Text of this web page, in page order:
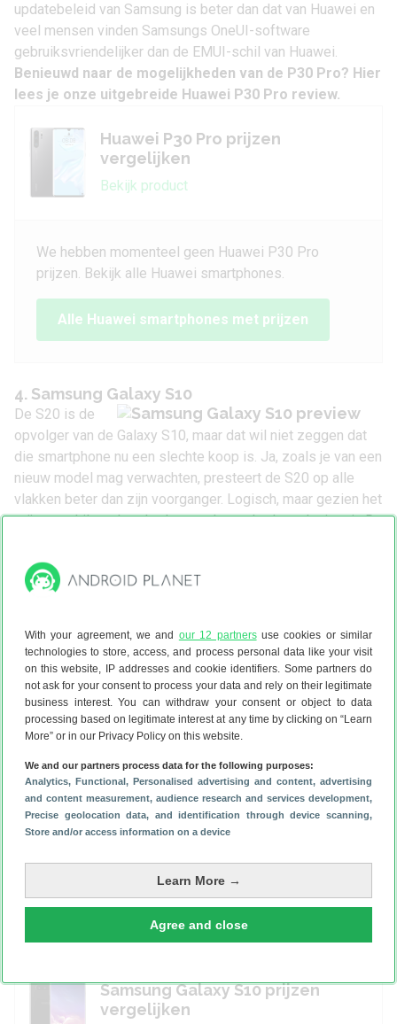
With your agreement, we and our 12 partnersuse cookies or similar
technologies to store, access, and process personal data like your visit
on this website, IP addresses and cookie identifiers. Some partners do
not ask for your consent to process your data and rely on their legitimate
business interest. You can withdraw your consent or object to data
processing based on legitimate interest at any time by clicking on “Learn
More” or in our Privacy Policy on this website.
We and our partners process data for the following purposes:
Analytics, Functional, Personalised advertising and content, advertising
and content measurement, audience research and services development,
Precise geolocation data, and identification through device scanning,
Store and/or access information on a device
Learn More →
Agree and close
updatebeleid van Samsung is beter dan dat van Huawei en
veel mensen vinden Samsungs OneUI-software
gebruiksvriendelijker dan de EMUI-schil van Huawei.
Benieuwd naar de mogelijkheden van de P30 Pro? Hier
lees je onze uitgebreide Huawei P30 Pro review.
Huawei P30 Pro prijzen
vergelijken
Bekijk product
We hebben momenteel geen Huawei P30 Pro
prijzen. Bekijk alle Huawei smartphones.
Alle Huawei smartphones met prijzen
4. Samsung Galaxy S10
De S20 is de
opvolger van de Galaxy S10, maar dat wil niet zeggen dat
die smartphone nu een slechte koop is. Ja, zoals je van een
nieuw model mag verwachten, presteert de S20 op alle
vlakken beter dan zijn voorganger. Logisch, maar gezien het
prijsverschil van honderden euro’s maakt dat ook niet uit. De
en kan nog steeds goed meekomen.
Het toestel beschikt over een uitstekend scherm, snelle
Qua uiterlijk lijken de S10 en S20 veel op elkaar, ze hebben
allebei 8GB werkgeheugen en 128GB opslagruimte en
draaien tot slot dezelfde software.
Wat doet de Samsung Galaxy S20 beter?Natuurlijk is de
S20 op veel manieren een upgrade ten opzichte van de
S10. Het scherm ververst zichzelf 120 in plaats van 60
de smartphone sneller aanvoelt. Daarnaast heeft de S20
een iets snellere processor, een grotere accu die sneller
oplaadt en een flink verbeterd camerasysteem.
Zo maakt de primaire camera betere plaatjes in het donker
en kun je verder zoomen dan met de S10. De
vingerafdrukscanner achter het scherm is ook sneller en
accurater dan die van de S10. En omdat de S10 al een jaar
oud is, stopt de software-ondersteuning ook een jaar
eerder.
Samsung Galaxy S10 prijzen
vergelijken